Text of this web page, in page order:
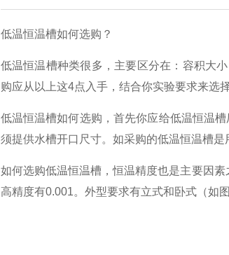
低温恒温槽如何选购？
低温恒温槽种类很多，主要区分在：容积大
购应从以上这4点入手，结合你实验要求来选
低温恒温槽如何选购，首先你应给低温恒温
须提供水槽开口尺寸。如采购的低温恒温槽是
如何选购低温恒温槽，恒温精度也是主要因
高精度有0.001。外型要求有立式和卧式（如